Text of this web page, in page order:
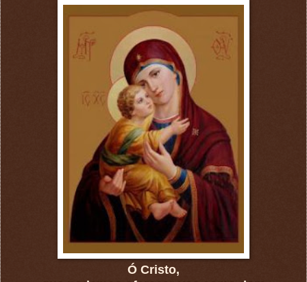
Ó Cristo,